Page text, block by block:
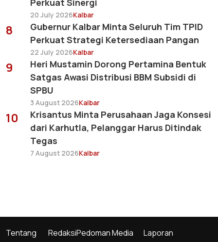
Perkuat Sinergi
20 July 2026Kalbar
8
Gubernur Kalbar Minta Seluruh Tim TPID
Perkuat Strategi Ketersediaan Pangan
22 July 2026Kalbar
9
Heri Mustamin Dorong Pertamina Bentuk
Satgas Awasi Distribusi BBM Subsidi di
SPBU
3 August 2026Kalbar
10
Krisantus Minta Perusahaan Jaga Konsesi
dari Karhutla, Pelanggar Harus Ditindak
Tegas
7 August 2026Kalbar
Tentang
RedaksiPedoman Media
Laporan